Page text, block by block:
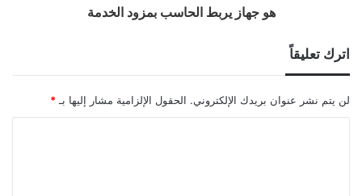
هو جهاز يربط الحاسب بمزود الخدمة
اترك تعليقاً
لن يتم نشر عنوان بريدك الإلكتروني. الحقول الإلزامية مشار إليها بـ *